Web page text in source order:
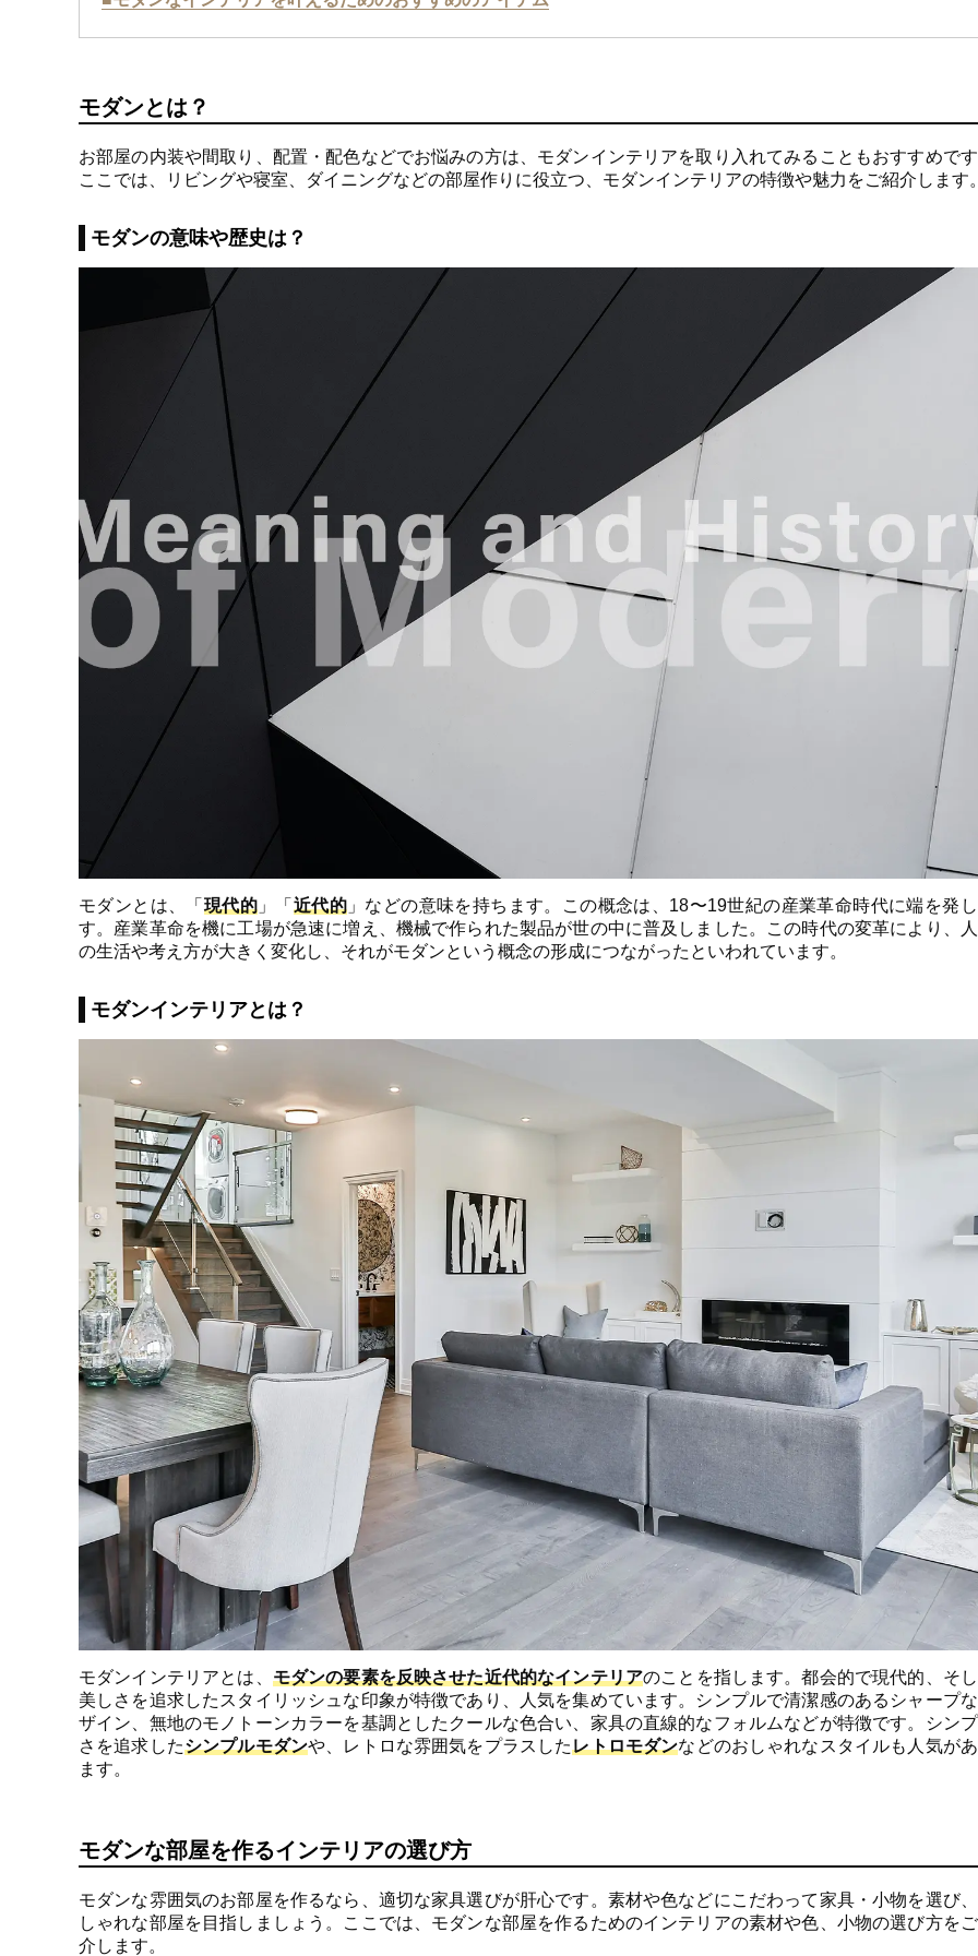
モダンとは？
お部屋の内装や間取り、配置・配色などでお悩みの方は、モダンインテリアを取り入れてみることもおすすめで
ここでは、リビングや寝室、ダイニングなどの部屋作りに役立つ、モダンインテリアの特徴や魅力をご紹介します
モダンの意味や歴史は？
モダンとは、「 現代的 」「 近代的 」などの意味を持ちます。この概念は、18〜19世紀の産業革命時代に端を発
す。産業革命を機に工場が急速に増え、機械で作られた製品が世の中に普及しました。この時代の変革により、
の生活や考え方が大きく変化し、それがモダンという概念の形成につながったといわれています。
モダンインテリアとは？
モダンインテリアとは、 モダンの要素を反映させた近代的なインテリアのことを指します。都会的で現代的、そ
美しさを追求したスタイリッシュな印象が特徴であり、人気を集めています。シンプルで清潔感のあるシャープ
ザイン、無地のモノトーンカラーを基調としたクールな色合い、家具の直線的なフォルムなどが特徴です。シン
さを追求したシンプルモダンや、レトロな雰囲気をプラスしたレトロモダンなどのおしゃれなスタイルも人気が
ます。
モダンな部屋を作るインテリアの選び方
モダンな雰囲気のお部屋を作るなら、適切な家具選びが肝心です。素材や色などにこだわって家具・小物を選び
しゃれな部屋を目指しましょう。ここでは、モダンな部屋を作るためのインテリアの素材や色、小物の選び方を
介します。